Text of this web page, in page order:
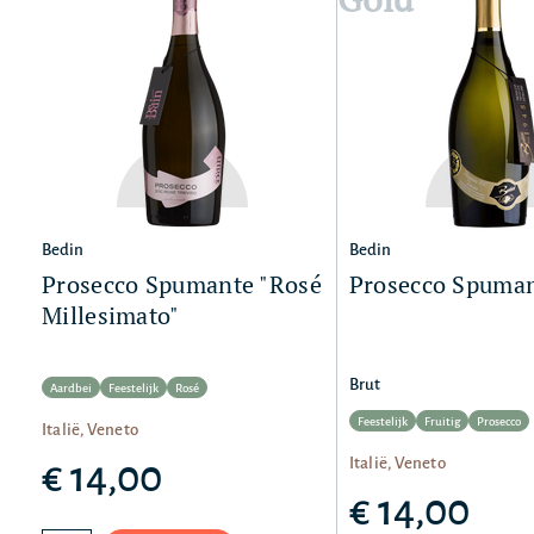
Bedin
Prosecco Spumante "Rosé
Millesimato"
Aardbei Feestelijk Rosé
Italië, Veneto
€ 14,00
Bedin
Prosecco
Brut
Feestelijk Fruitig Prosecco
Italië, Veneto
€ 14,00